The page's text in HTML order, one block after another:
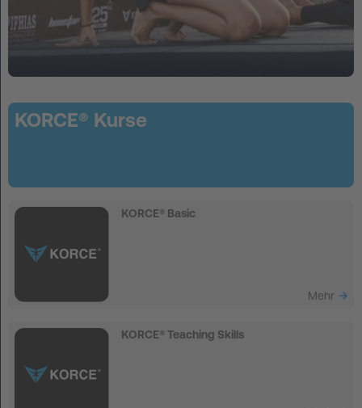
KORCE® Kurse
KORCE® Basic
Mehr
KORCE® Teaching Skills